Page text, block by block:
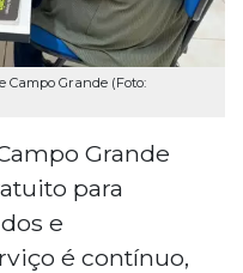
Grande (Foto:
Grande
para
e
é contínuo,